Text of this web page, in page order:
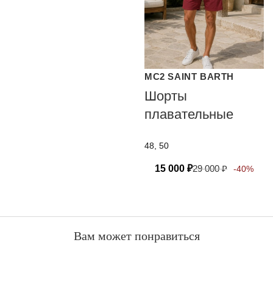
MC2 SAINT BARTH
Шорты
плавательные
48, 50
15 000 ₽29 000₽ -40%
Вам может понравиться